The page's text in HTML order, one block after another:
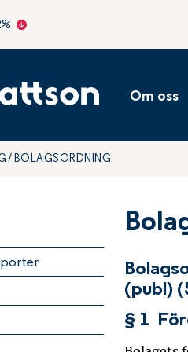
%
Om oss
BOLAGSORDNING
(publ)
§ 1